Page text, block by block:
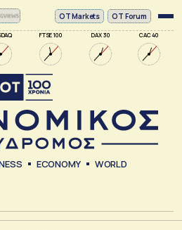
FTSE 100 DAX 30 CAC 40
ΟΤ Markets OT Forum
ECONOMY WORLD